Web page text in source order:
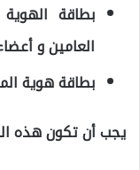
بطاقة
العامين و
بطاقة هوية
يجب أن تكون هذه